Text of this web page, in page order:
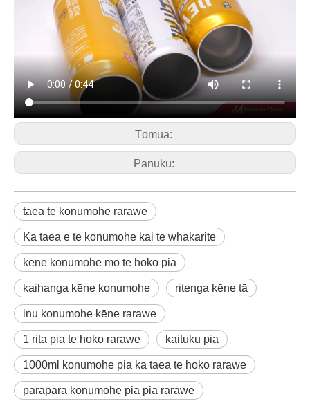
Tōmua:
Panuku:
taea te konumohe rarawe
Ka taea e te konumohe kai te whakarite
kēne konumohe mō te hoko pia
kaihanga kēne konumohe ritenga kēne tā
inu konumohe kēne rarawe
1 rita pia te hoko rarawe kaituku pia
1000ml konumohe pia ka taea te hoko rarawe
parapara konumohe pia pia rarawe